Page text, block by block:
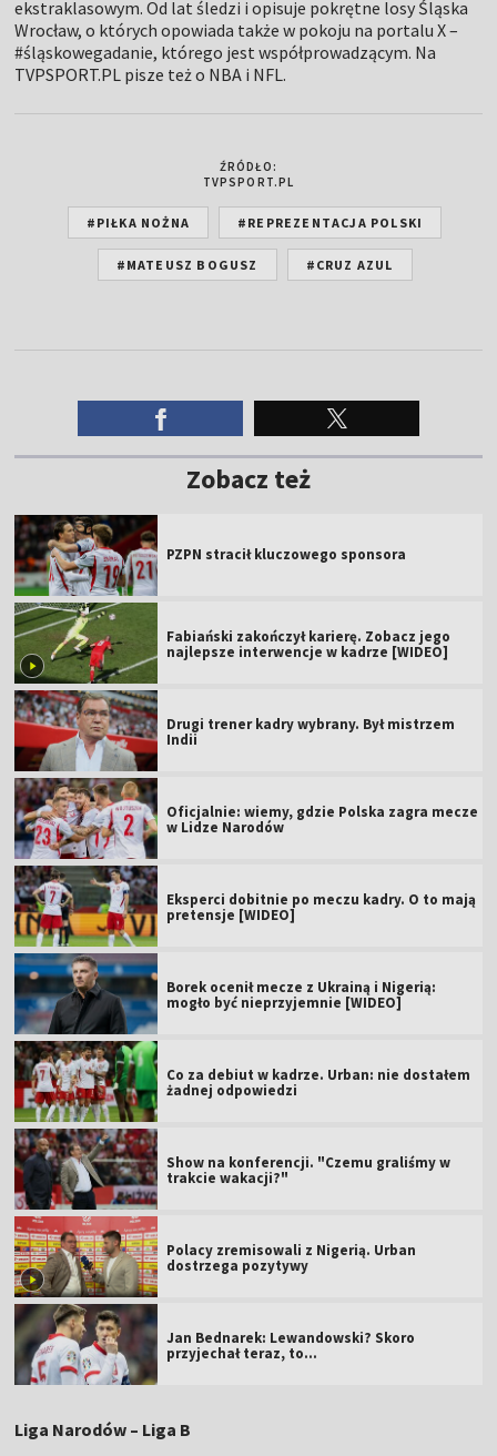
ekstraklasowym. Od lat śledzi i opisuje pokrętne losy Śląska
Wrocław, o których opowiada także w pokoju na portalu X –
#śląskowegadanie, którego jest współprowadzącym. Na
TVPSPORT.PL pisze też o NBA i NFL.
ŹRÓDŁO:
TVPSPORT.PL
#PIŁKA NOŻNA #REPREZENTACJA POLSKI
#MATEUSZ BOGUSZ #CRUZ AZUL
Zobacz też
PZPN stracił kluczowego sponsora
Fabiański zakończył karierę. Zobacz jego
najlepsze interwencje w kadrze [WIDEO]
Drugi trener kadry wybrany. Był mistrzem
Indii
Oficjalnie: wiemy, gdzie Polska zagra mecze
w Lidze Narodów
Eksperci dobitnie po meczu kadry. O to mają
pretensje [WIDEO]
Borek ocenił mecze z Ukrainą i Nigerią:
mogło być nieprzyjemnie [WIDEO]
Co za debiut w kadrze. Urban: nie dostałem
żadnej odpowiedzi
Show na konferencji. "Czemu graliśmy w
trakcie wakacji?"
Polacy zremisowali z Nigerią. Urban
dostrzega pozytywy
Jan Bednarek: Lewandowski? Skoro
przyjechał teraz, to…
Liga Narodów – Liga B